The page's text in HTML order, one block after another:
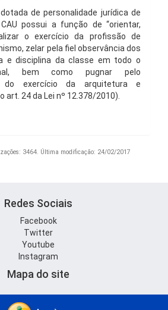
de personalidade jurídica de
possui a função de “orientar,
o exercício da profissão de
zelar pela fiel observância dos
e disciplina da classe em todo o
bem como pugnar pelo
do exercício da arquitetura e
art. 24 da Lei nº 12.378/2010).
3464. Última modificação: 24/02/2017
Redes Sociais
Facebook
Twitter
Youtube
Instagram
Mapa do site